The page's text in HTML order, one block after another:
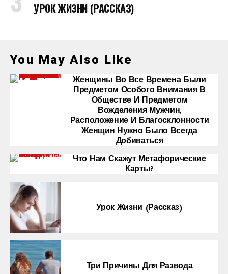
УРОК ЖИЗНИ (РАССКАЗ)
You May Also Like
Женщины Во Все Времена Были
Предметом Особого Внимания В
Обществе И Предметом
Вожделения Мужчин,
Расположение И Благосклонности
Женщин Нужно Было Всегда
Добиваться
Что Нам Скажут Метафорические
Карты?
Урок Жизни (рассказ)
Три Причины Для Развода